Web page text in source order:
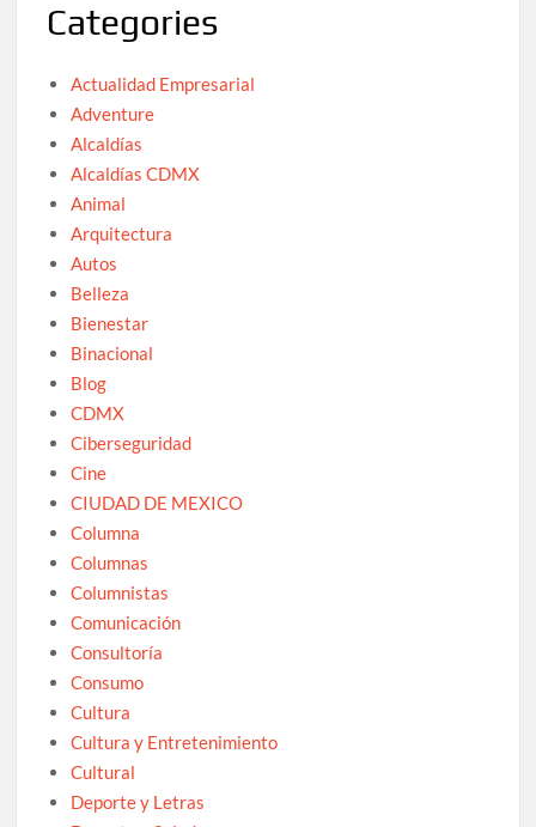
Categories
Actualidad Empresarial
Adventure
Alcaldías
Alcaldías CDMX
Animal
Arquitectura
Autos
Belleza
Bienestar
Binacional
Blog
CDMX
Ciberseguridad
Cine
CIUDAD DE MEXICO
Columna
Columnas
Columnistas
Comunicación
Consultoría
Consumo
Cultura
Cultura y Entretenimiento
Cultural
Deporte y Letras